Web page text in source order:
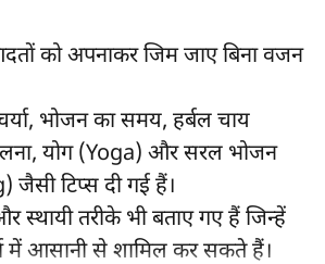
को अपनाकर जिम जाए बिना वजन
भोजन का समय, हर्बल चाय
योग (Yoga) और सरल भोजन
टिप्स दी गई हैं।
स्थायी तरीके भी बताए गए हैं जिन्हें
में आसानी से शामिल कर सकते हैं।